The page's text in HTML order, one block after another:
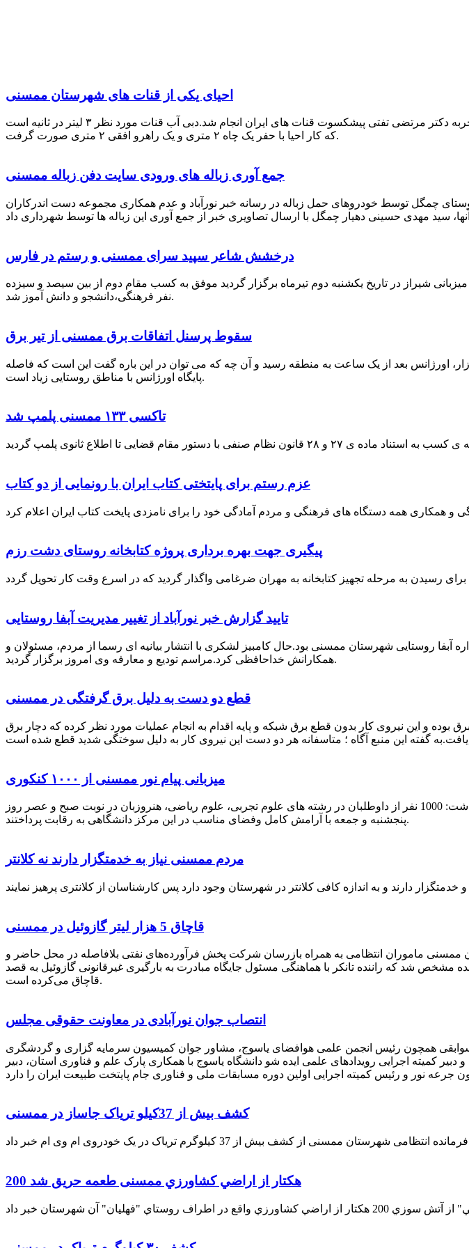
احیای یکی از قنات های شهرستان ممسنی
احیای این قنات به گفته علیرضا ظهیر امامی رئیس کانون کارآفرینی فارس با بهره گیری از دانش و تجربه دکتر مرتضی تفتی پیشکسوت قنات های ایران انجام شد.دبی آب قنات مورد نظر ۳ لیتر در ثانیه است
که کار احیا با حفر یک چاه ۲ متری و یک راهرو افقی ۲ متری صورت گرفت.
جمع آوری زباله های ورودی سایت دفن زباله ممسنی
چمگل توسط خودروهای حمل زباله در رسانه خبر نورآباد و عدم همکاری مجموعه دست اندرکاران
درخشش شاعر سپید سرای ممسنی و رستم در فارس
شیراز در تاریخ یکشنبه دوم تیرماه برگزار گردید موفق به کسب مقام دوم از بین سیصد و سیزده
نفر فرهنگی،دانشجو و دانش آموز شد.
سقوط پرسنل اتفاقات برق ممسنی از تیر برق
اورژانس بعد از یک ساعت به منطقه رسید و آن چه که می توان در این باره گفت این است که فاصله
پایگاه اورژانس با مناطق روستایی زیاد است.
تاکسی ۱۳۳ ممسنی پلمپ شد
عزم رستم برای پایتختی کتاب ایران با رونمایی از دو کتاب
پیگیری جهت بهره برداری پروژه کتابخانه روستای دشت رزم
تایید گزارش خبر نورآباد از تغییر مدیریت آبفا روستایی
تغییر مدیریت اداره آبفا روستایی شهرستان ممسنی بود.حال کامبیز لشکری با انتشار بیانیه ای رسما از مردم، مسئولان و
همکارانش خداحافظی کرد.مراسم تودیع و معارفه وی امروز برگزار گردید.
قطع دو دست به دلیل برق گرفتگی در ممسنی
بوده و این نیروی کار بدون قطع برق شبکه و پایه اقدام به انجام عملیات مورد نظر کرده که دچار برق
میزبانی پیام نور ممسنی از ۱۰۰۰ کنکوری
شهرام رحمانی سرپرست دانشگاه پیام نور ممسنی در خصوص برگزاری کنکور سراسری اظهار داشت: 1000 نفر از داوطلبان در رشته های علوم تجربی، علوم ریاضی، هنروزبان در نوبت صبح و عصر روز
پنجشنبه و جمعه با آرامش کامل وفضای مناسب در این مرکز دانشگاهی به رقابت پرداختند.
مردم ممسنی نیاز به خدمتگزار دارند نه کلانتر
قاچاق 5 هزار لیتر گازوئیل در ممسنی
ممسنی ماموران انتظامی به همراه بازرسان شرکت پخش فرآورده‌های نفتی بلافاصله در محل حاضر و
به عمل آمده مشخص شد که راننده تانکر با هماهنگی مسئول جایگاه مبادرت به بارگیری غیرقانونی گازوئیل به قصد
قاچاق می‌کرده است.
انتصاب جوان نورآبادی در معاونت حقوقی مجلس
همچون رئیس انجمن علمی هوافضای یاسوج، مشاور جوان کمیسیون سرمایه گزاری و گردشگری
کمیته اجرایی رویدادهای علمی ایده شو دانشگاه یاسوج با همکاری پارک علم و فناوری استان، دبیر
کشف بیش از 37کیلو تریاک جاساز در ممسنی
200 هكتار از اراضي كشاورزي ممسنی طعمه حریق شد